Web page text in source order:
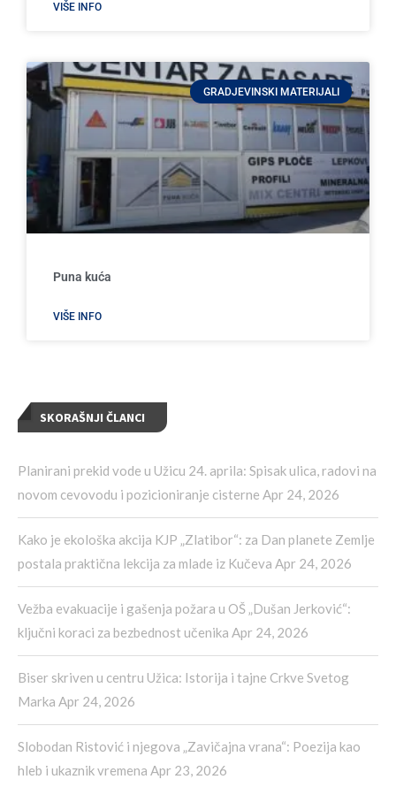
VIŠE INFO
GRADJEVINSKI MATERIJALI
Puna kuća
VIŠE INFO
SKORAŠNJI ČLANCI
Planirani prekid vode u Užicu 24. aprila: Spisak ulica, radovi na
novom cevovodu i pozicioniranje cisterne Apr 24, 2026
Kako je ekološka akcija KJP „Zlatibor“: za Dan planete Zemlje
postala praktična lekcija za mlade iz Kučeva Apr 24, 2026
Vežba evakuacije i gašenja požara u OŠ „Dušan Jerković“:
ključni koraci za bezbednost učenika Apr 24, 2026
Biser skriven u centru Užica: Istorija i tajne Crkve Svetog
Marka Apr 24, 2026
Slobodan Ristović i njegova „Zavičajna vrana“: Poezija kao
hleb i ukaznik vremena Apr 23, 2026